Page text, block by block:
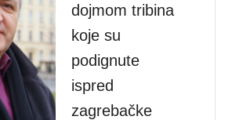
dojmom tribina
koje su
podignute
ispred
zagrebačke